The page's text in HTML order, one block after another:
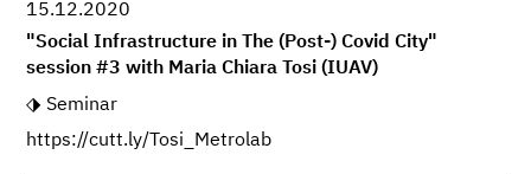
15.12.2020
"Social Infrastructure in The (Post-) Covid City"
session #3 with Maria Chiara Tosi (IUAV)
Seminar
https://cutt.ly/Tosi_Metrolab